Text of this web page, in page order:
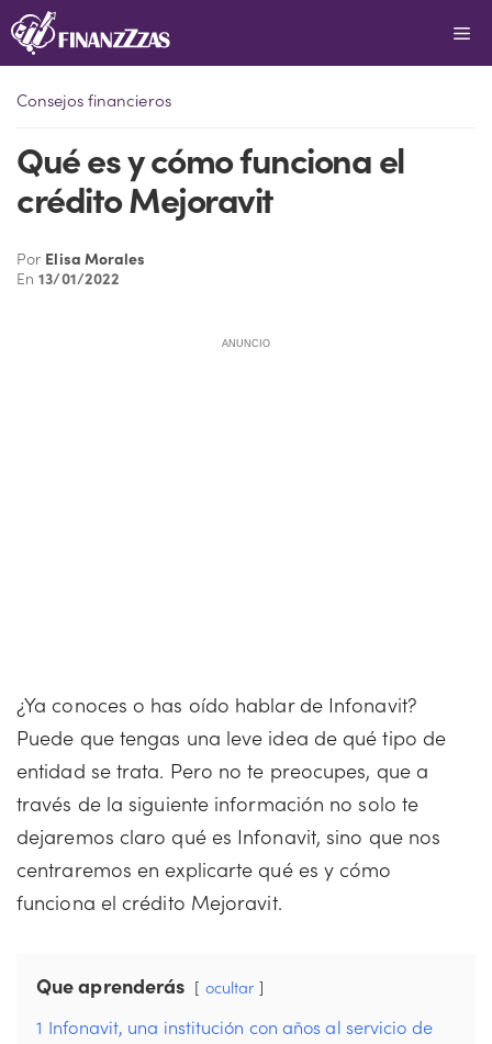
Saltar
al
Consejos financieros
Qué es y cómo funciona el
crédito Mejoravit
Por Elisa Morales
En13/01/2022
ANUNCIO
¿Ya conoces o has oído hablar de Infonavit?
Puede que tengas una leve idea de qué tipo de
entidad se trata. Pero no te preocupes, que a
través de la siguiente información no solo te
dejaremos claro qué es Infonavit, sino que nos
centraremos en explicarte qué es y cómo
funciona el crédito Mejoravit.
Que aprenderás ocultar
1 Infonavit, una institución con años al servicio de